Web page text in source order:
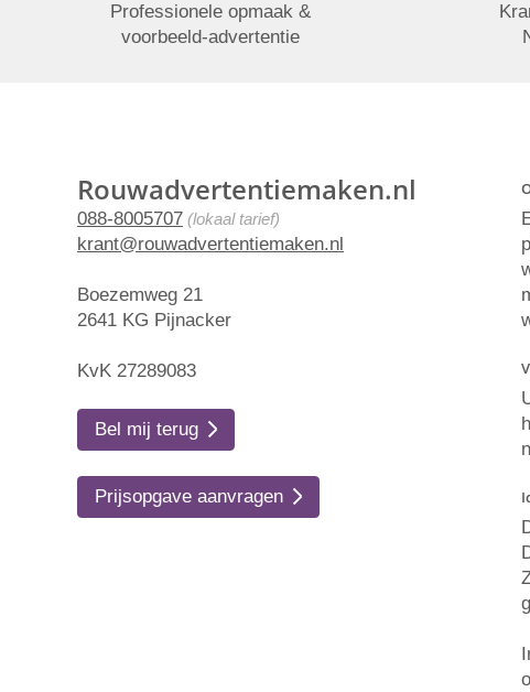
Professionele opmaak &
voorbeeld-advertentie
Rouwadvertentiemaken.nl
088-8005707 (lokaal tarief)
krant@rouwadvertentiemaken.nl
Boezemweg 21
2641 KG Pijnacker
KvK 27289083
Bel mij terug
Prijsopgave aanvragen